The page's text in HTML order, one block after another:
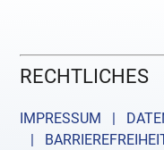
RECHTLICHES
IMPRESSUM |
|